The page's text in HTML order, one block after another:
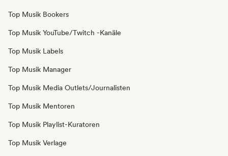
Top Musik Bookers
Top Musik YouTube/Twitch -Kanäle
Top Musik Labels
Top Musik Manager
Top Musik Media Outlets/Journalisten
Top Musik Mentoren
Top Musik Playlist-Kuratoren
Top Musik Verlage